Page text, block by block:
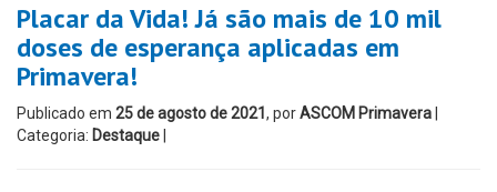
Placar da Vida! Já são mais de 10 mil
doses de esperança aplicadas em
Primavera!
Publicado em 25 de agosto de 2021 , porASCOM Primavera
Categoria: Destaque